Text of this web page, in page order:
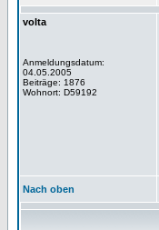
volta
Anmeldungsdatum:
04.05.2005
Beiträge: 1876
Wohnort: D59192
Nach oben